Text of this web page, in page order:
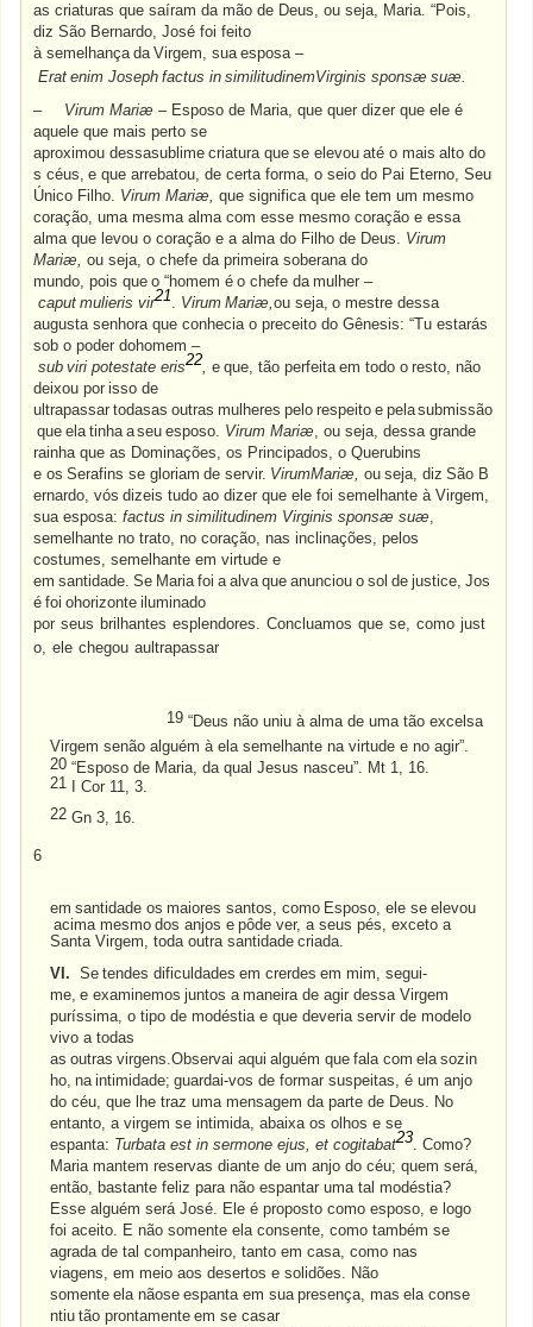
as criaturas que saíram da mão de Deus, ou seja, Maria. “Pois,
diz São Bernardo, José foi feito
à semelhança da Virgem, sua esposa –
Erat enim Joseph factus in similitudinemVirginis sponsæ suæ.
–
Virum Mariæ – Esposo de Maria, que quer dizer que ele é
aquele que mais perto se
aproximou dessasublime criatura que se elevou até o mais alto do
s céus, e que arrebatou, de certa forma, o seio do Pai Eterno, Seu
Único Filho. Virum Mariæ,que significa que ele tem um mesmo
coração, uma mesma alma com esse mesmo coração e essa
alma que levou o coração e a alma do Filho de Deus. Virum
Mariæ,ou seja, o chefe da primeira soberana do
mundo, pois que o “homem é o chefe da mulher –
caput mulieris vir21. Virum Mariæ,ou seja, o mestre dessa
augusta senhora que conhecia o preceito do Gênesis: “Tu estarás
sob o poder dohomem –
sub viri potestate eris22, e que, tão perfeita em todo o resto, não
deixou por isso de
ultrapassar todasas outras mulheres pelo respeito e pelasubmissão
que ela tinha aseu esposo. Virum Mariæ, ou seja, dessa grande
rainha que as Dominações, os Principados, o Querubins
e os Serafins se gloriam de servir. VirumMariæ, ou seja, diz São B
ernardo, vós dizeis tudo ao dizer que ele foi semelhante à Virgem,
sua esposa:factus in similitudinem Virginis sponsæ suæ,
semelhante no trato, no coração, nas inclinações, pelos
costumes, semelhante em virtude e
em santidade. Se Mariafoi aalvaque anunciou o sol de justice, Jos
é foi ohorizonte iluminado
por seus brilhantes esplendores. Concluamos que se, como just
o, ele chegou aultrapassar
19“Deus não uniu à alma de uma tão excelsa
Virgem senão alguém à ela semelhante na virtude e no agir”.
20 “Esposo de Maria, da qual Jesus nasceu”. Mt 1, 16.
21
I Cor 11, 3.
22 Gn 3, 16.
6
em santidade os maiores santos, como Esposo, ele se elevou
acima mesmo dos anjos e pôde ver, a seus pés, exceto a
Santa Virgem, toda outra santidade criada.
VI. Se tendes dificuldades em crerdes em mim, segui-
me, e examinemos juntos a maneira de agir dessa Virgem
puríssima, o tipo de modéstia e que deveria servir de modelo
vivo a todas
as outras virgens.Observai aqui alguém que fala com ela sozin
ho, na intimidade; guardai-vos de formar suspeitas, é um anjo
do céu, que lhe traz uma mensagem da parte de Deus. No
entanto, a virgem se intimida, abaixa os olhos e se
espanta: Turbata est in sermone ejus, et cogitabat23. Como?
Maria mantem reservas diante de um anjo do céu; quem será,
então, bastante feliz para não espantar uma tal modéstia?
Esse alguém será José. Ele é proposto como esposo, e logo
foi aceito. E não somente ela consente, como também se
agrada de tal companheiro, tanto em casa, como nas
viagens, em meio aos desertos e solidões. Não
somente ela nãose espanta em sua presença, mas ela conse
ntiu tão prontamente em se casar